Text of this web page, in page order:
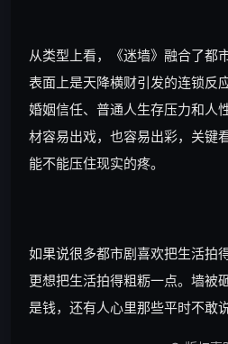
从类型上看，《迷墙》融合了都
表面上是天降横财引发的连锁反
婚姻信任、普通人生存压力和人
材容易出戏，也容易出彩，关键
能不能压住现实的疼。
如果说很多都市剧喜欢把生活拍
更想把生活拍得粗粝一点。墙被
是钱，还有人心里那些平时不敢